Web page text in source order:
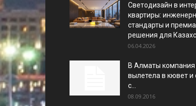
Светодизайн в
квартиры:
стандарты и
решения для
06.04.2026
В Алматы
вылетела в кювет и
с...
08.09.2016